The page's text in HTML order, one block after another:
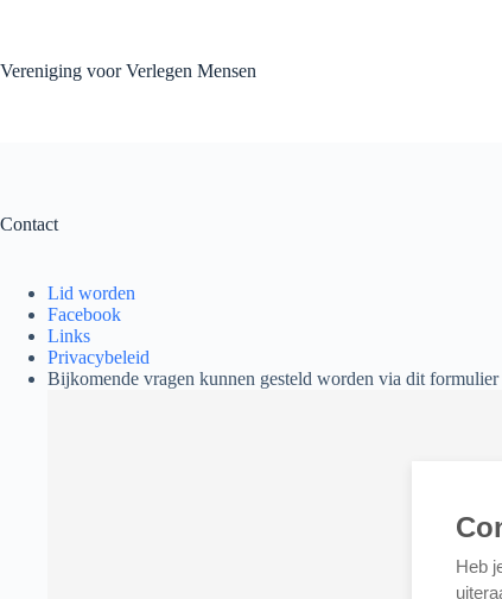
Vereniging voor Verlegen Mensen
Contact
Lid worden
Facebook
Links
Privacybeleid
Bijkomende vragen kunnen gesteld worden via dit formulier